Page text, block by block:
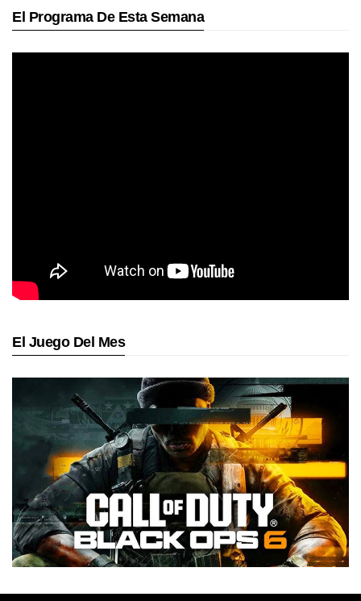
El Programa De Esta Semana
El Juego Del Mes